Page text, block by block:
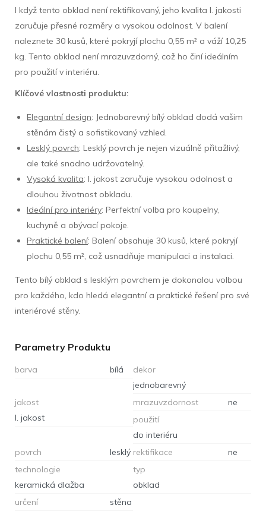
I když tento obklad není rektifikovaný, jeho kvalita I. jakosti
zaručuje přesné rozměry a vysokou odolnost. V balení
naleznete 30 kusů, které pokryjí plochu 0,55 m² a váží 10,25
kg. Tento obklad není mrazuvzdorný, což ho činí ideálním
pro použití v interiéru.
Klíčové vlastnosti produktu:
Elegantní design: Jednobarevný bílý obklad dodá vašim
stěnám čistý a sofistikovaný vzhled.
Lesklý povrch: Lesklý povrch je nejen vizuálně přitažlivý,
ale také snadno udržovatelný.
Vysoká kvalita: I. jakost zaručuje vysokou odolnost a
dlouhou životnost obkladu.
Ideální pro interiéry: Perfektní volba pro koupelny,
kuchyně a obývací pokoje.
Praktické balení: Balení obsahuje 30 kusů, které pokryjí
plochu 0,55 m², což usnadňuje manipulaci a instalaci.
Tento bílý obklad s lesklým povrchem je dokonalou volbou
pro každého, kdo hledá elegantní a praktické řešení pro své
interiérové stěny.
Parametry Produktu
barva bílá
dekor
jednobarevný
jakost
I. jakost
mrazuvzdornost
ne
použití
do interiéru
povrch
lesklý rektifikace
ne
technologie
keramická dlažba
typ
obklad
určení
stěna